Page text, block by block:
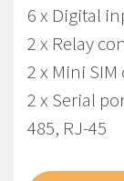
6 x Digital
2 x Relay
2 x Mini
2 x Serial
485, RJ-45